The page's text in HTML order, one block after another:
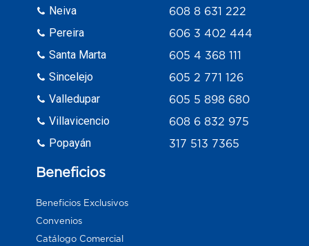
Neiva
Pereira
Santa Marta
Sincelejo
Valledupar
Villavicencio
Popayán
608 8 631 222
606 3 402 444
605 4 368 111
605 2 771 126
605 5 898 680
608 6 832 975
317 513 7365
Beneficios
Beneficios Exclusivos
Convenios
Catálogo Comercial